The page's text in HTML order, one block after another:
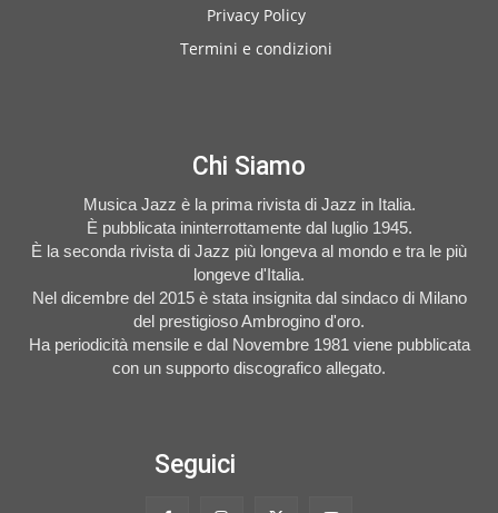
Privacy Policy
Termini e condizioni
Chi Siamo
Musica Jazz è la prima rivista di Jazz in Italia.
È pubblicata ininterrottamente dal luglio 1945.
È la seconda rivista di Jazz più longeva al mondo e tra le più
longeve d'Italia.
Nel dicembre del 2015 è stata insignita dal sindaco di Milano
del prestigioso Ambrogino d'oro.
Ha periodicità mensile e dal Novembre 1981 viene pubblicata
con un supporto discografico allegato.
Seguici